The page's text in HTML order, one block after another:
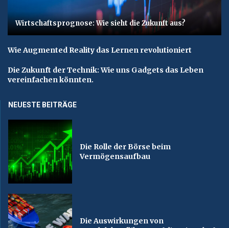
Wirtschaftsprognose: Wie sieht die Zukunft aus?
Wie Augmented Reality das Lernen revolutioniert
Die Zukunft der Technik: Wie uns Gadgets das Leben
vereinfachen könnten.
NEUESTE BEITRÄGE
Die Rolle der Börse beim
Vermögensaufbau
Die Auswirkungen von